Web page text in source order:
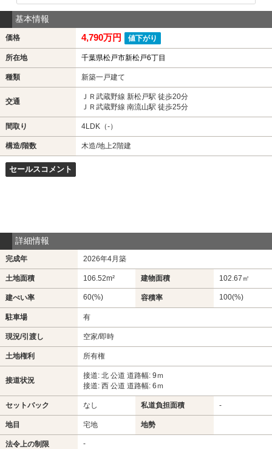
基本情報
価格 4,790万円 値下がり
所在地 千葉県松戸市新松戸6丁目
種類 新築一戸建て
交通
ＪＲ武蔵野線 新松戸駅 徒歩20分
ＪＲ武蔵野線 南流山駅 徒歩25分
間取り 4LDK（-）
構造/階数 木造/地上2階建
セールスコメント
詳細情報
完成年 2026年4月築
土地面積 106.52m² 建物面積 102.67㎡
建ぺい率 60(%) 容積率 100(%)
駐車場 有
現況/引渡し 空家/即時
土地権利 所有権
接道状況
接道: 北 公道 道路幅: 9ｍ
接道: 西 公道 道路幅: 6ｍ
セットバック なし 私道負担面積 -
地目 宅地 地勢
法令上の制限 -